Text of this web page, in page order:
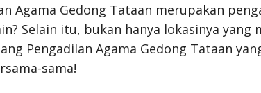
Agama Gedong Tataan merupakan
Selain itu, bukan hanya lokasinya
Pengadilan Agama Gedong Tataan
sama!